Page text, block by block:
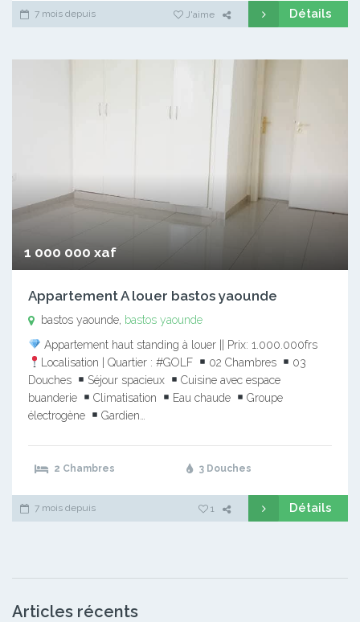
7 mois depuis J'aime Détails
1 000 000 xaf
Appartement A louer bastos yaounde
bastos yaounde, bastos yaounde
Appartement haut standing à louer || Prix: 1.000.000frs
Localisation | Quartier : #GOLF
02 Chambres
03
Douches
Séjour spacieux
Cuisine avec espace
buanderie
Climatisation Eau chaude
Groupe
électrogène
Gardien…
2 Chambres 3 Douches
7 mois depuis 1 Détails
Articles récents